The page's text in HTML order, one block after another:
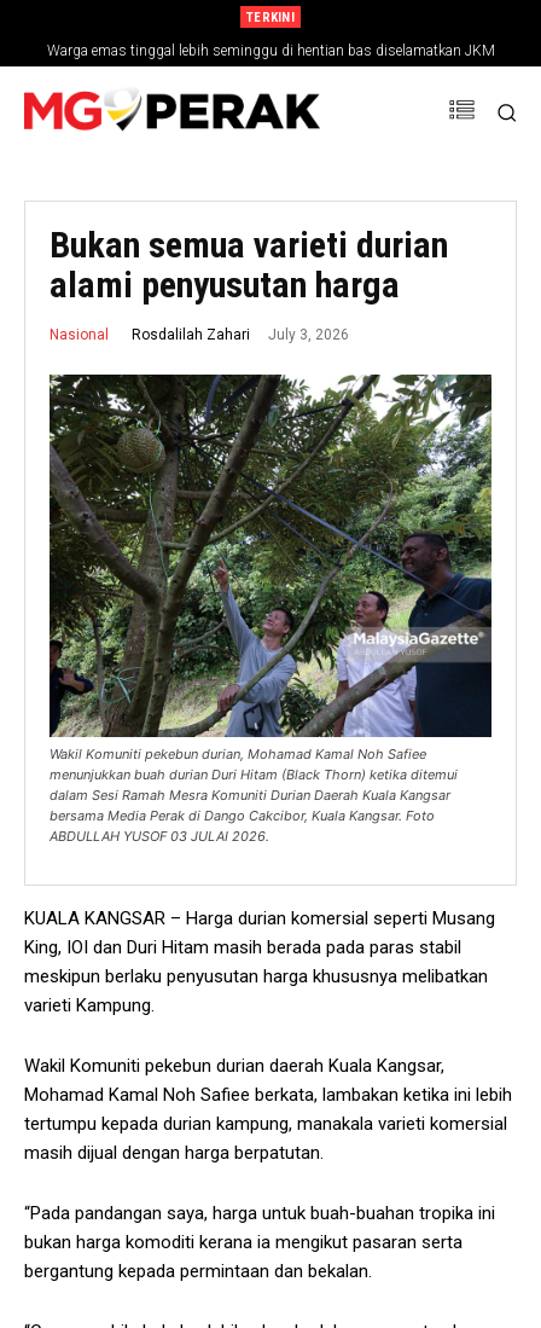
TERKINI
Warga emas tinggal lebih seminggu di hentian bas diselamatkan JKM
MGPerak: Ipoh Berpotensi Besar Sebagai Destinasi Gastronomi
Bukan semua varieti durian
alami penyusutan harga
Nasional Rosdalilah Zahari July 3, 2026
Wakil Komuniti pekebun durian, Mohamad Kamal Noh Safiee
menunjukkan buah durian Duri Hitam (Black Thorn) ketika ditemui
dalam Sesi Ramah Mesra Komuniti Durian Daerah Kuala Kangsar
bersama Media Perak di Dango Cakcibor, Kuala Kangsar. Foto
ABDULLAH YUSOF 03 JULAI 2026.
KUALA KANGSAR – Harga durian komersial seperti Musang
King, IOI dan Duri Hitam masih berada pada paras stabil
meskipun berlaku penyusutan harga khususnya melibatkan
varieti Kampung.
Wakil Komuniti pekebun durian daerah Kuala Kangsar,
Mohamad Kamal Noh Safiee berkata, lambakan ketika ini lebih
tertumpu kepada durian kampung, manakala varieti komersial
masih dijual dengan harga berpatutan.
“Pada pandangan saya, harga untuk buah-buahan tropika ini
bukan harga komoditi kerana ia mengikut pasaran serta
bergantung kepada permintaan dan bekalan.